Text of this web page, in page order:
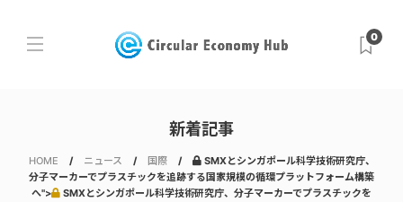
0
新着記事
HOME ニュース 国際
SMXとシンガポール科学技術研究庁、
分子マーカーでプラスチックを追跡する国家規模の循環プラットフォーム構築
へ">
SMXとシンガポール科学技術研究庁、分子マーカーでプラスチックを